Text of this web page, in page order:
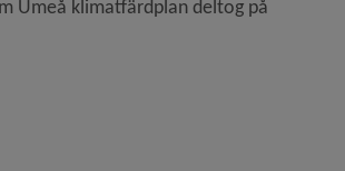
Umeå klimatfärdplan deltog på